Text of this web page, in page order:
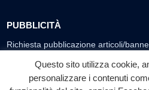
PUBBLICITÀ
Richiesta pubblicazione articoli/
SEGUICI SUI SOCIAL
Questo sito utilizza cookie,
personalizzare i contenuti